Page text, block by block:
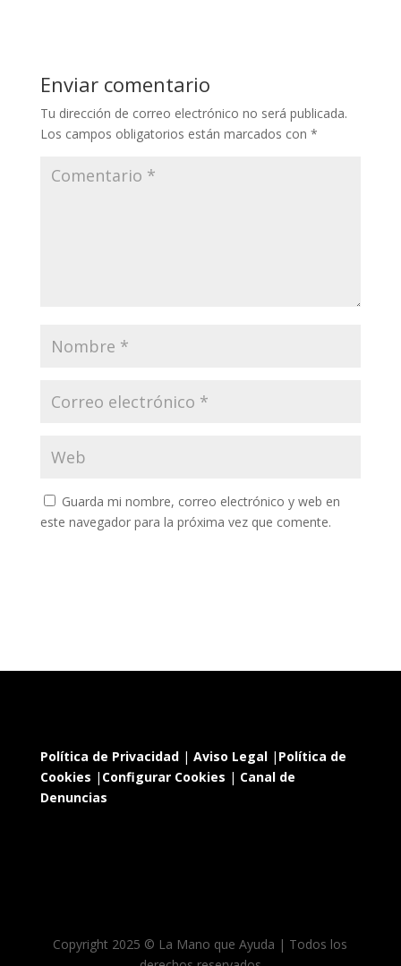
Enviar comentario
Tu dirección de correo electrónico no será publicada.
Los campos obligatorios están marcados con *
Guarda mi nombre, correo electrónico y web en
este navegador para la próxima vez que comente.
Política de Privacidad| Aviso Legal| Política de
Cookies | Configurar Cookies | Canal de
Denuncias
Copyright 2025 © La Mano que Ayuda | Todos los